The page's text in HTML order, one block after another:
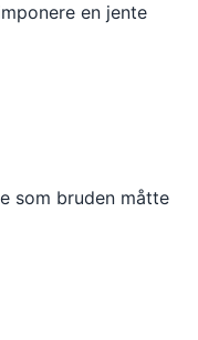
en jente
som bruden måtte